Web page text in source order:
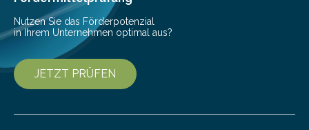
Nutzen Sie das Förderpotenzial
in Ihrem Unternehmen optimal aus?
JETZT PRÜFEN